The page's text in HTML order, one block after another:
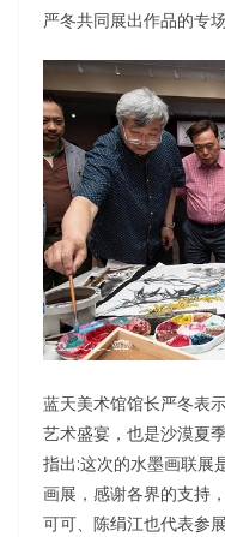
严冬共同展出作品的专
蓝天美术馆馆长严冬表
艺术盛宴，也是沙漠夏
指出:这次的水墨画联展
画展，感谢各界的支持
可可、陈绢江也代表参